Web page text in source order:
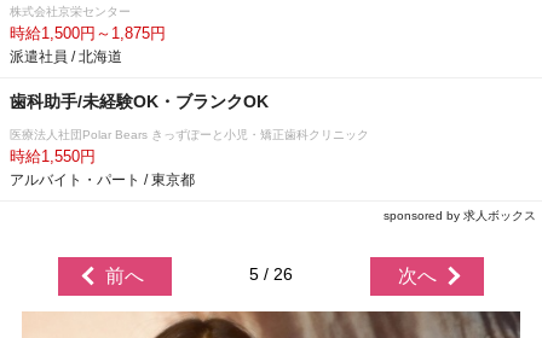
株式会社京栄センター
時給1,500円～1,875円
派遣社員 / 北海道
歯科助手/未経験OK・ブランクOK
医療法人社団Polar Bears きっずぽーと小児・矯正歯科クリニック
時給1,550円
アルバイト・パート / 東京都
sponsored by 求人ボックス
前へ 5 / 26 次へ